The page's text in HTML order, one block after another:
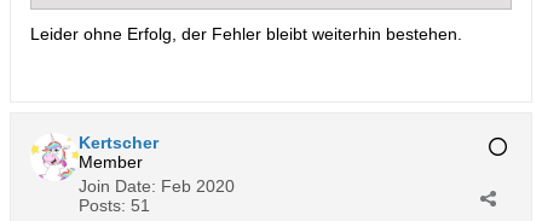
Leider ohne Erfolg, der Fehler bleibt weiterhin bestehen.
Kertscher
Member
Join Date: Feb 2020
Posts: 51